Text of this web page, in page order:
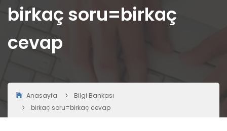
birkaç soru=birkaç
cevap
Anasayfa
Bilgi Bankası
birkaç soru=birkaç cevap